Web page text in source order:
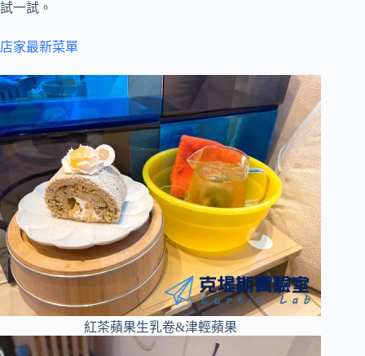
試一試。
店家最新菜單
紅茶蘋果生乳卷&津輕蘋果